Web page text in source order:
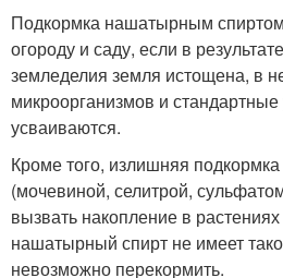
Подкормка нашатырным
огороду и саду, если в
земледелия земля истощена, в
микроорганизмов и
усваиваются.
Кроме того, излишняя
(мочевиной, селитрой,
вызвать накопление в
нашатырный спирт не имеет
невозможно перекормить.